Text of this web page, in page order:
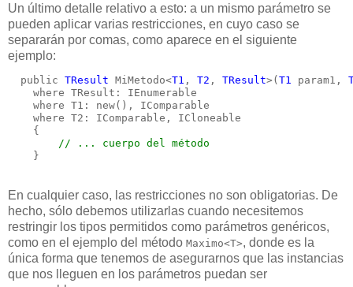
Un último detalle relativo a esto: a un mismo parámetro se
pueden aplicar varias restricciones, en cuyo caso se
separarán por comas, como aparece en el siguiente
ejemplo:
  public
TResult MiMetodo<T1 , T2 , TResult>(T1 param1,
    where TResult: IEnumerable
    where T1: new(), IComparable
    where T2: IComparable, ICloneable
    {
// ... cuerpo del método
    }
En cualquier caso, las restricciones no son obligatorias. De
hecho, sólo debemos utilizarlas cuando necesitemos
restringir los tipos permitidos como parámetros genéricos,
como en el ejemplo del método Maximo<T>, donde es la
única forma que tenemos de asegurarnos que las instancias
que nos lleguen en los parámetros puedan ser